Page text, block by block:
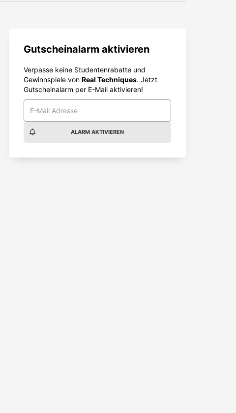
Gutscheinalarm aktivieren
Verpasse keine Studentenrabatte und
Gewinnspiele von Real Techniques. Jetzt
Gutscheinalarm per E-Mail aktivieren!
ALARM AKTIVIEREN